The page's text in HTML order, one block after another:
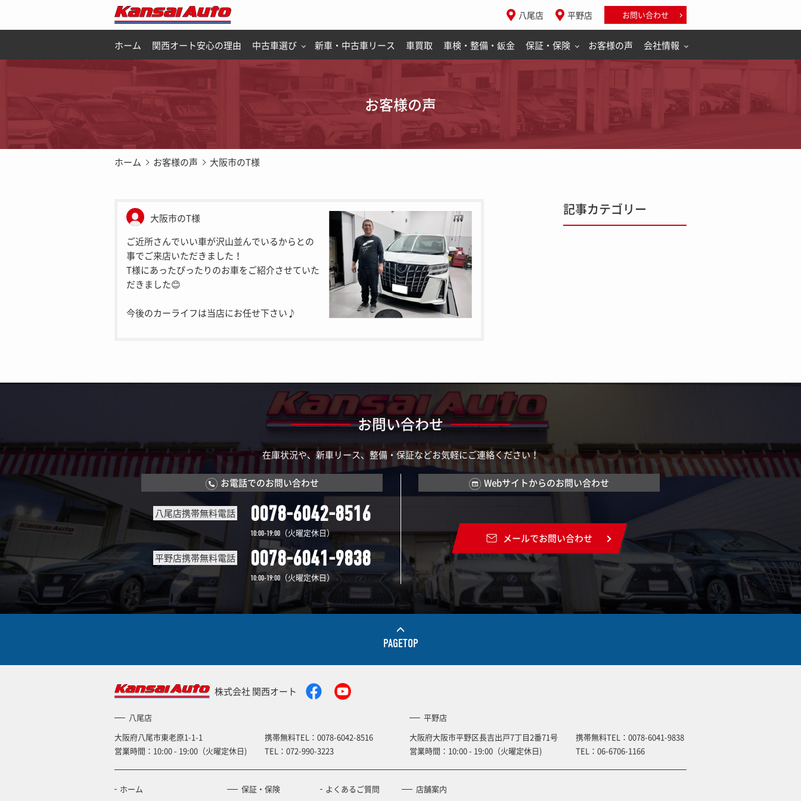
八尾店 平野店 お問い合わせ
ホーム 関西オート安心の理由 中古車選び 新車・中古車リース 車買取 車検・整備・鈑金 保証・保険 お客様の声 会社情報
お客様の声
ホーム お客様の声 大阪市のT様
大阪市のT様
ご近所さんでいい車が沢山並んでいるからとの
事でご来店いただきました！
T様にあったぴったりのお車をご紹介させていた
だきました😊
今後のカーライフは当店にお任せ下さい♪
記事カテゴリー
お問い合わせ
在庫状況や、新車リース、整備・保証などお気軽にご連絡ください！
お電話でのお問い合わせ
八尾店携帯無料電話 0078-6042-8516
10:00-19:00 （火曜定休日）
平野店携帯無料電話 0078-6041-9838
10:00-19:00 （火曜定休日）
Webサイトからのお問い合わせ
メールでお問い合わせ
PAGETOP
株式会社 関西オート
八尾店
大阪府八尾市東老原1-1-1
営業時間：10:00 - 19:00（火曜定休日)
携帯無料TEL： 0078-6042-8516
TEL： 072-990-3223
平野店
大阪府大阪市平野区長吉出戸7丁目2番71号
営業時間：10:00 - 19:00（火曜定休日)
携帯無料TEL： 0078-6041-9838
TEL： 06-6706-1166
ホーム 保証・保険 よくあるご質問 店舗案内